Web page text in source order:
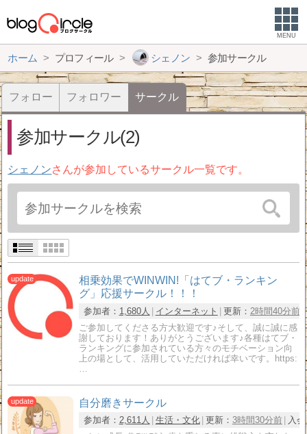
MENU
ホーム プロフィール シェノン 参加サークル
フォロー フォロワー サークル
参加サークル(2)
シェノンさんが参加しているサークル一覧です。
相乗効果でWINWIN!「はてブ・ランキン
グ」応援サークル！！！
参加者： 1,680人 インターネット 更新： 2時間40分前
ご参加してくださる方大歓迎です♪そして、誠に誠に感
謝しております！ありがとうございます♪各種はてブ・
ランキングに参加されている方々のモチベーション向
上の場として、活用していただければ幸いです。https:
自分磨きサークル
参加者： 2,611人 生活・文化 更新： 3時間30分前
入